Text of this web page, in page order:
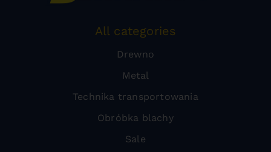
All categories
Drewno
Metal
Technika transportowania
Obróbka blachy
Sale